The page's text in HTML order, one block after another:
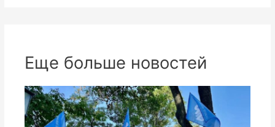
Еще больше новостей